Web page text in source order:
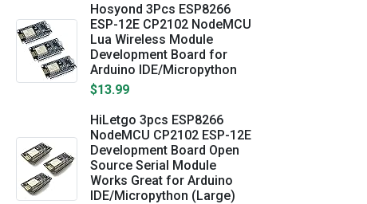
Hosyond 3Pcs ESP8266
ESP-12E CP2102 NodeMCU
Lua Wireless Module
Development Board for
Arduino IDE/Micropython
$13.99
HiLetgo 3pcs ESP8266
NodeMCU CP2102 ESP-12E
Development Board Open
Source Serial Module
Works Great for Arduino
IDE/Micropython (Large)